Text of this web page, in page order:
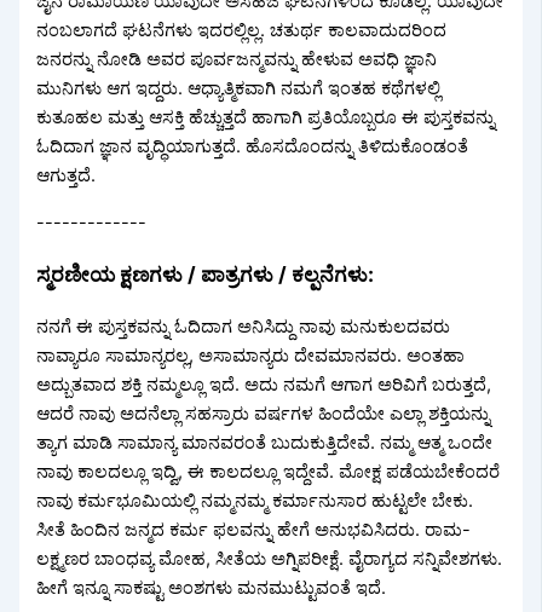
ನಂಬಲಾಗದೆ ಘಟನೆಗಳು ಇದರಲ್ಲಿಲ್ಲ. ಚತುರ್ಥ ಕಾಲವಾದುದರಿಂದ
ಜನರನ್ನು ನೋಡಿ ಅವರ ಪೂರ್ವಜನ್ಮವನ್ನು ಹೇಳುವ ಅವಧಿ ಜ್ಞಾನಿ
ಮುನಿಗಳು ಆಗ ಇದ್ದರು. ಆಧ್ಯಾತ್ಮಿಕವಾಗಿ ನಮಗೆ ಇಂತಹ ಕಥೆಗಳಲ್ಲಿ
ಕುತೂಹಲ ಮತ್ತು ಆಸಕ್ತಿ ಹೆಚ್ಚುತ್ತದೆ ಹಾಗಾಗಿ ಪ್ರತಿಯೊಬ್ಬರೂ ಈ ಪುಸ್ತಕವನ್ನು
ಓದಿದಾಗ ಜ್ಞಾನ ವೃದ್ಧಿಯಾಗುತ್ತದೆ. ಹೊಸದೊಂದನ್ನು ತಿಳಿದುಕೊಂಡಂತೆ
ಆಗುತ್ತದೆ.
-------------
ಸ್ಮರಣೀಯ ಕ್ಷಣಗಳು / ಪಾತ್ರಗಳು / ಕಲ್ಪನೆಗಳು:
ನನಗೆ ಈ ಪುಸ್ತಕವನ್ನು ಓದಿದಾಗ ಅನಿಸಿದ್ದು ನಾವು ಮನುಕುಲದವರು
ನಾವ್ಯಾರೂ ಸಾಮಾನ್ಯರಲ್ಲ, ಅಸಾಮಾನ್ಯರು ದೇವಮಾನವರು. ಅಂತಹಾ
ಅದ್ಬುತವಾದ ಶಕ್ತಿ ನಮ್ಮಲ್ಲೂ ಇದೆ. ಅದು ನಮಗೆ ಆಗಾಗ ಅರಿವಿಗೆ ಬರುತ್ತದೆ,
ಆದರೆ ನಾವು ಅದನೆಲ್ಲಾ ಸಹಸ್ರಾರು ವರ್ಷಗಳ ಹಿಂದೆಯೇ ಎಲ್ಲಾ ಶಕ್ತಿಯನ್ನು
ತ್ಯಾಗ ಮಾಡಿ ಸಾಮಾನ್ಯ ಮಾನವರಂತೆ ಬುದುಕುತ್ತಿದೇವೆ. ನಮ್ಮ ಆತ್ಮ ಒಂದೇ
ನಾವು ಕಾಲದಲ್ಲೂ ಇದ್ವಿ, ಈ ಕಾಲದಲ್ಲೂ ಇದ್ದೇವೆ. ಮೋಕ್ಷ ಪಡೆಯಬೇಕೆಂದರೆ
ನಾವು ಕರ್ಮಭೂಮಿಯಲ್ಲಿ ನಮ್ಮನಮ್ಮ ಕರ್ಮಾನುಸಾರ ಹುಟ್ಟಲೇ ಬೇಕು.
ಸೀತೆ ಹಿಂದಿನ ಜನ್ಮದ ಕರ್ಮ ಫಲವನ್ನು ಹೇಗೆ ಅನುಭವಿಸಿದರು. ರಾಮ-
ಲಕ್ಷ್ಮಣರ ಬಾಂಧವ್ಯ ಮೋಹ, ಸೀತೆಯ ಅಗ್ನಿಪರೀಕ್ಷೆ. ವೈರಾಗ್ಯದ ಸನ್ನಿವೇಶಗಳು.
ಹೀಗೆ ಇನ್ನೂ ಸಾಕಷ್ಟು ಅಂಶಗಳು ಮನಮುಟ್ಟುವಂತೆ ಇದೆ.